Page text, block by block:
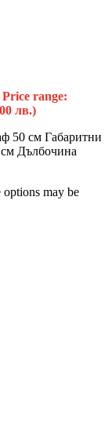
Price range:
лв.)
50 см Габаритни
Дълбочина
may be